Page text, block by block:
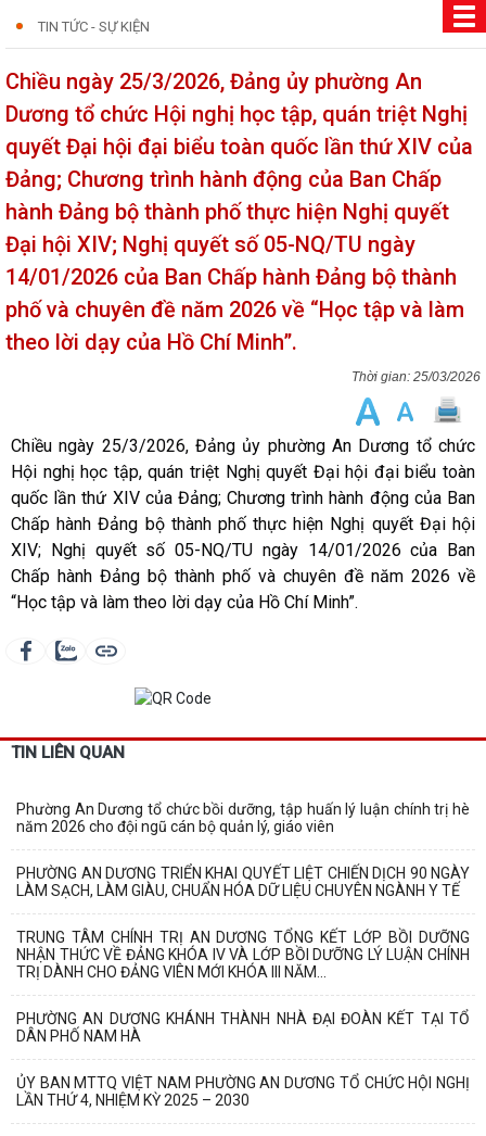
TIN TỨC - SỰ KIỆN
Chiều ngày 25/3/2026, Đảng ủy phường An
Dương tổ chức Hội nghị học tập, quán triệt Nghị
quyết Đại hội đại biểu toàn quốc lần thứ XIV của
Đảng; Chương trình hành động của Ban Chấp
hành Đảng bộ thành phố thực hiện Nghị quyết
Đại hội XIV; Nghị quyết số 05-NQ/TU ngày
14/01/2026 của Ban Chấp hành Đảng bộ thành
phố và chuyên đề năm 2026 về “Học tập và làm
theo lời dạy của Hồ Chí Minh”.
25/03/2026
Chiều ngày 25/3/2026, Đảng ủy phường An Dương tổ chức
Hội nghị học tập, quán triệt Nghị quyết Đại hội đại biểu toàn
quốc lần thứ XIV của Đảng; Chương trình hành động của Ban
Chấp hành Đảng bộ thành phố thực hiện Nghị quyết Đại hội
XIV; Nghị quyết số 05-NQ/TU ngày 14/01/2026 của Ban
Chấp hành Đảng bộ thành phố và chuyên đề năm 2026 về
“Học tập và làm theo lời dạy của Hồ Chí Minh”.
TIN LIÊN QUAN
Phường An Dương tổ chức bồi dưỡng, tập huấn lý luận chính trị hè
năm 2026 cho đội ngũ cán bộ quản lý, giáo viên
PHƯỜNG AN DƯƠNG TRIỂN KHAI QUYẾT LIỆT CHIẾN DỊCH 90 NGÀY
LÀM SẠCH, LÀM GIÀU, CHUẨN HÓA DỮ LIỆU CHUYÊN NGÀNH Y TẾ
TRUNG TÂM CHÍNH TRỊ AN DƯƠNG TỔNG KẾT LỚP BỒI DƯỠNG
NHẬN THỨC VỀ ĐẢNG KHÓA IV VÀ LỚP BỒI DƯỠNG LÝ LUẬN CHÍNH
TRỊ DÀNH CHO ĐẢNG VIÊN MỚI KHÓA III NĂM...
PHƯỜNG AN DƯƠNG KHÁNH THÀNH NHÀ ĐẠI ĐOÀN KẾT TẠI TỔ
DÂN PHỐ NAM HÀ
ỦY BAN MTTQ VIỆT NAM PHƯỜNG AN DƯƠNG TỔ CHỨC HỘI NGHỊ
LẦN THỨ 4, NHIỆM KỲ 2025 – 2030